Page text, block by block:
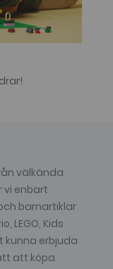
välkända
vi enbart
barnartiklar
LEGO, Kids
kunna erbjuda
att köpa